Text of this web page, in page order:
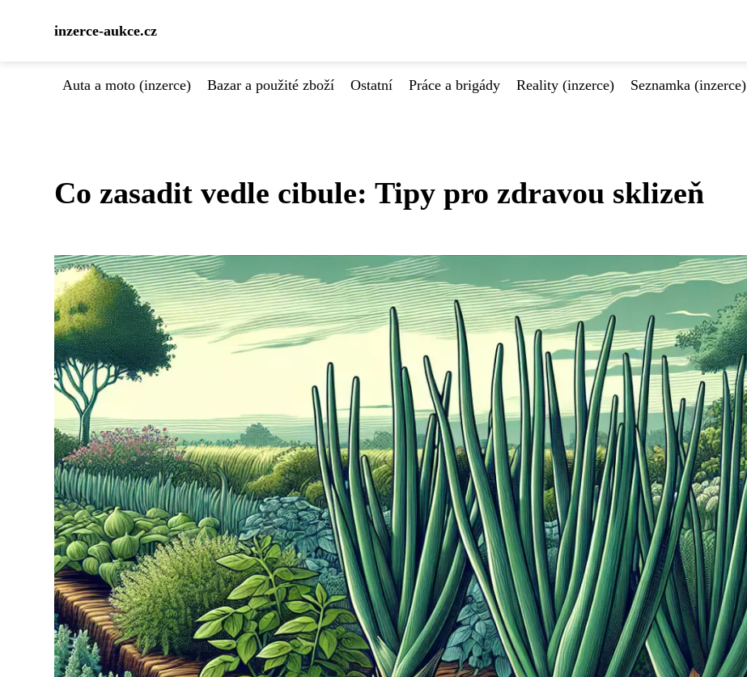
inzerce-aukce.cz
Auta a moto (inzerce) Bazar a použité zboží Ostatní Práce a brigády Reality (inzerce) Seznamka (inzerce)
Co zasadit vedle cibule: Tipy pro zdravou sklizeň